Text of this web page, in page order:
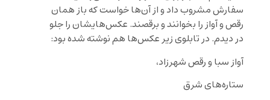
سفارش مشروب داد و از آن‌ها خواست که باز همان
رقص و آواز را بخوانند و برقصند. عکس‌هایشان را جلو
در دیدم. در تابلوی زیر عکس‌ها هم نوشته شده بود:
آواز سبا و رقص شهرزاد،
ستاره‌های شرق